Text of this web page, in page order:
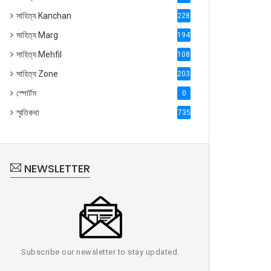
সাহিত্য Kanchan 2287
সাহিত্য Marg 1947
সাহিত্য Mehfil 1088
সাহিত্য Zone 2035
স্পোর্টস 0
স্মৃতিকথা 735
NEWSLETTER
Subscribe our newsletter to stay updated.